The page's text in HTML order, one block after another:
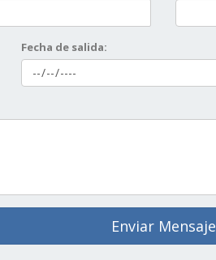
Fecha de salida:
Enviar Mensaje